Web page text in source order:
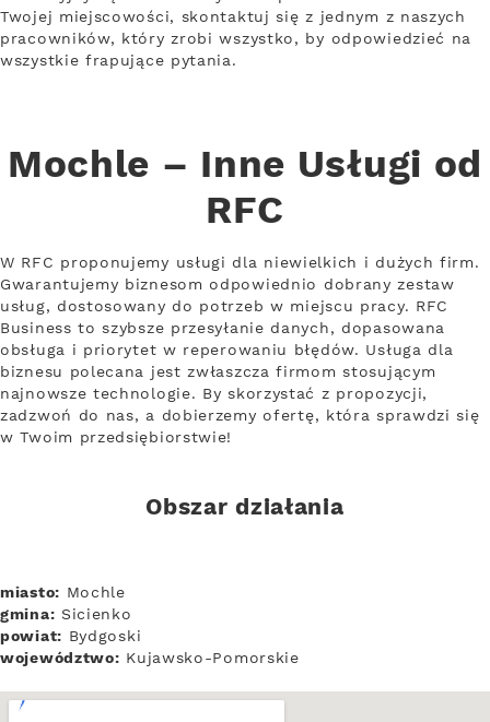
Twojej miejscowości, skontaktuj się z jednym z naszych
pracowników, który zrobi wszystko, by odpowiedzieć na
wszystkie frapujące pytania.
Mochle – Inne Usługi od
RFC
W RFC proponujemy usługi dla niewielkich i dużych firm.
Gwarantujemy biznesom odpowiednio dobrany zestaw
usług, dostosowany do potrzeb w miejscu pracy. RFC
Business to szybsze przesyłanie danych, dopasowana
obsługa i priorytet w reperowaniu błędów. Usługa dla
biznesu polecana jest zwłaszcza firmom stosującym
najnowsze technologie. By skorzystać z propozycji,
zadzwoń do nas, a dobierzemy ofertę, która sprawdzi się
w Twoim przedsiębiorstwie!
Obszar działania
miasto: Mochle
gmina: Sicienko
powiat: Bydgoski
województwo: Kujawsko-Pomorskie